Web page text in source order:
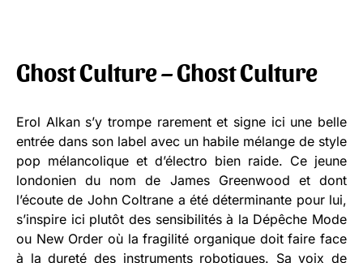
Ghost Culture – Ghost Culture
Erol Alkan s’y trompe rarement et signe ici une belle
entrée dans son label avec un habile mélange de style
pop mélancolique et d’électro bien raide. Ce jeune
londonien du nom de James Greenwood et dont
l’écoute de John Coltrane a été déterminante pour lui,
s’inspire ici plutôt des sensibilités à la Dépêche Mode
ou New Order où la fragilité organique doit faire face
à la dureté des instruments robotiques. Sa voix de